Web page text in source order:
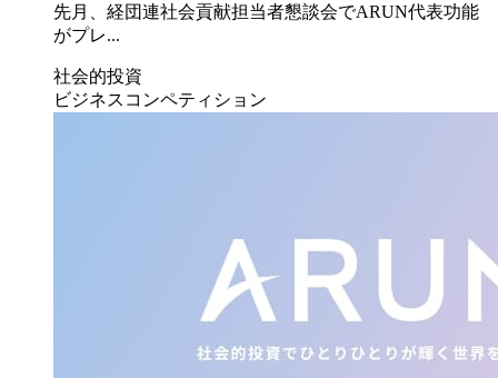
先月、経団連社会貢献担当者懇談会でARUN代表功能
がプレ...
社会的投資
ビジネスコンペティション